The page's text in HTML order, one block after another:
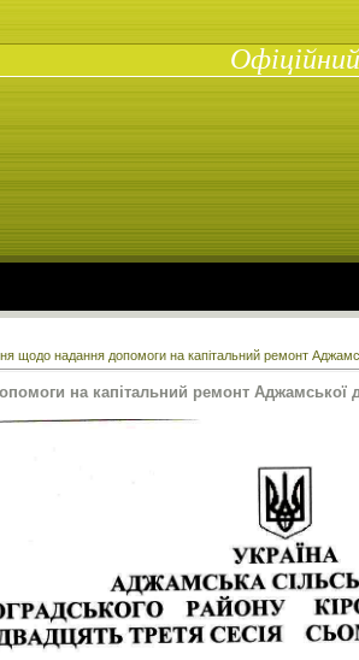
щодо надання допомоги на капітальний ремонт
на капітальний ремонт Аджамської